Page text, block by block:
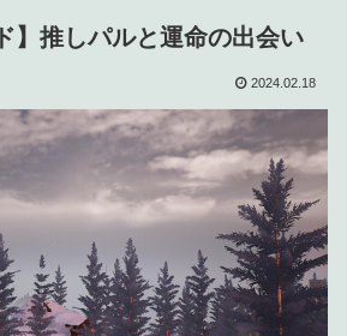
】推しパルと運命の出会い
2024.02.18